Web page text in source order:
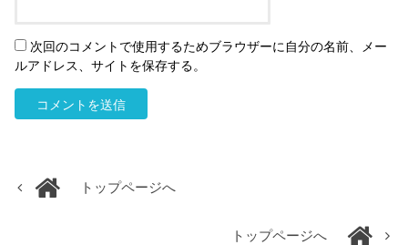
次回のコメントで使用するためブラウザーに自分の名前、メー
ルアドレス、サイトを保存する。
トップページへ
トップページへ